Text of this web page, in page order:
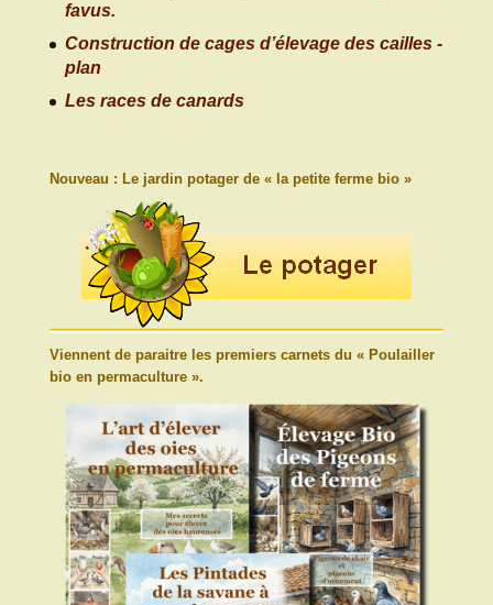
favus.
Construction de cages d’élevage des cailles -
plan
Les races de canards
Nouveau : Le jardin potager de « la petite ferme bio »
Viennent de paraitre les premiers carnets du « Poulailler
bio en permaculture ».